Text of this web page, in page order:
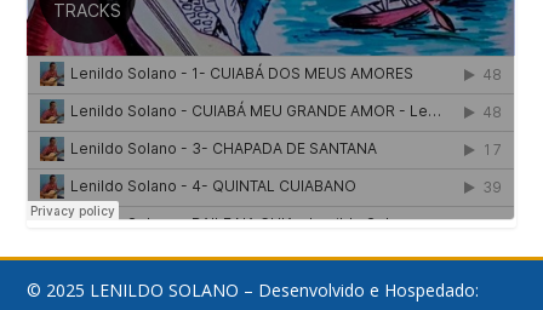
© 2025 LENILDO SOLANO – Desenvolvido e Hospedado: